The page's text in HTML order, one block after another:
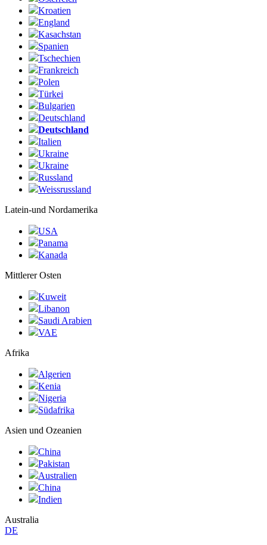
Kroatien
England
Kasachstan
Spanien
Tschechien
Frankreich
Polen
Türkei
Bulgarien
Deutschland
Deutschland
Italien
Ukraine
Ukraine
Russland
Weissrussland
Latein-und Nordamerika
USA
Panama
Kanada
Mittlerer Osten
Kuweit
Libanon
Saudi Arabien
VAE
Afrika
Algerien
Kenia
Nigeria
Südafrika
Asien und Ozeanien
China
Pakistan
Australien
China
Indien
Australia
DE